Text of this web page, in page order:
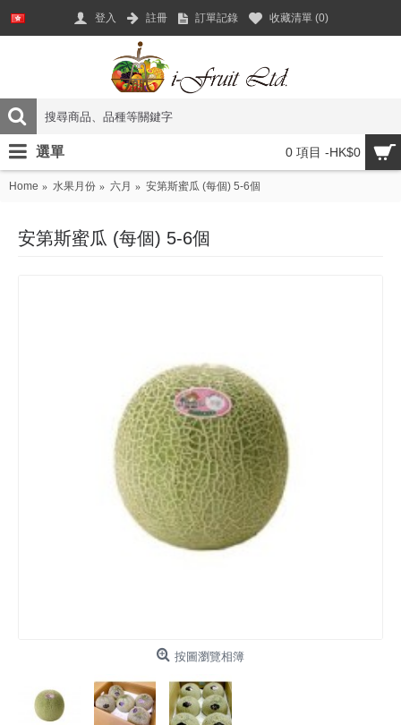
登入 註冊 訂單記錄 收藏清單 (0)
0 項目 -HK$0
選單
Home 水果月份 六月 安第斯蜜瓜 (每個) 5-6個
安第斯蜜瓜 (每個) 5-6個
按圖瀏覽相簿